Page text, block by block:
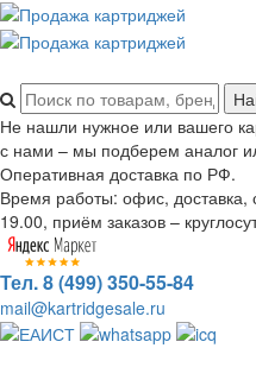
Не нашли нужное или вашего
с нами – мы подберем аналог
Оперативная доставка по РФ.
Время работы: офис, доставка,
19.00, приём заказов –
Тел. 8 (499) 350-55-84
mail@kartridgesale.ru